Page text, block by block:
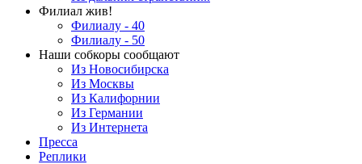
Филиал жив!
Филиалу - 40
Филиалу - 50
Наши собкоры сообщают
Из Новосибирска
Из Москвы
Из Калифорнии
Из Германии
Из Интернета
Пресса
Реплики